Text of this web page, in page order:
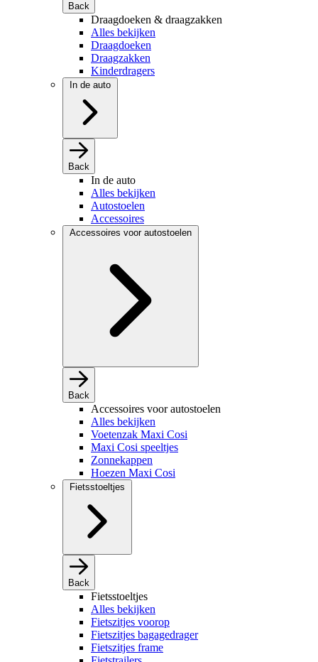
Back
Draagdoeken & draagzakken
Alles bekijken
Draagdoeken
Draagzakken
Kinderdragers
In de auto
Back
In de auto
Alles bekijken
Autostoelen
Accessoires
Accessoires voor autostoelen
Back
Accessoires voor autostoelen
Alles bekijken
Voetenzak Maxi Cosi
Maxi Cosi speeltjes
Zonnekappen
Hoezen Maxi Cosi
Fietsstoeltjes
Back
Fietsstoeltjes
Alles bekijken
Fietszitjes voorop
Fietszitjes bagagedrager
Fietszitjes frame